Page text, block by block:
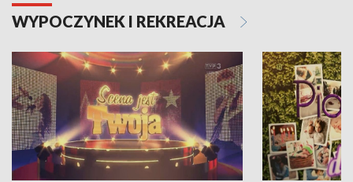
WYPOCZYNEK I REKREACJA